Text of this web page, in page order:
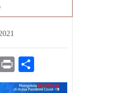
Email
Print